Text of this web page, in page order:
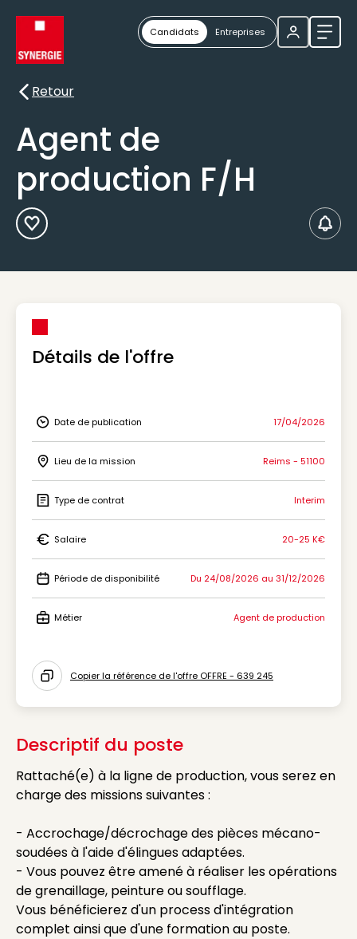
Candidats Entreprises
Retour
Retour
Agent de
production F/H
Ajouter aux Favoris
Détails de l'offre
Icon Date de publication
Date de publication 17/04/2026
Icon Lieu de la mission
Lieu de la mission Reims - 51100
Icon Type de contrat
Type de contrat Interim
Icon Salaire
Salaire 20-25 K€
Icon Période de disponibilité
Période de disponibilité Du 24/08/2026 au 31/12/2026
Métier Agent de production
Icon copy to clipboard
Copier la référence de l'offre OFFRE - 639 245
Descriptif du poste
Rattaché(e) à la ligne de production, vous serez en
charge des missions suivantes :
- Accrochage/décrochage des pièces mécano-
soudées à l'aide d'élingues adaptées.
- Vous pouvez être amené à réaliser les opérations
de grenaillage, peinture ou soufflage.
Vous bénéficierez d'un process d'intégration
complet ainsi que d'une formation au poste.